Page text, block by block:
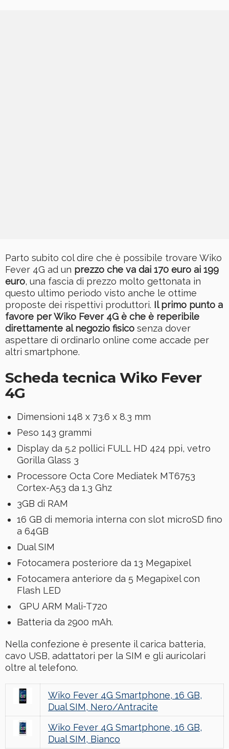
Parto subito col dire che è possibile trovare Wiko
Fever 4G ad un prezzo che va dai 170 euro ai 199
euro, una fascia di prezzo molto gettonata in
questo ultimo periodo visto anche le ottime
proposte dei rispettivi produttori. Il primo punto a
favore per Wiko Fever 4G è che è reperibile
direttamente al negozio fisico senza dover
aspettare di ordinarlo online come accade per
altri smartphone.
Scheda tecnica Wiko Fever
4G
Dimensioni 148 x 73.6 x 8.3 mm
Peso 143 grammi
Display da 5.2 pollici FULL HD 424 ppi, vetro
Gorilla Glass 3
Processore Octa Core Mediatek MT6753
Cortex-A53 da 1.3 Ghz
3GB di RAM
16 GB di memoria interna con slot microSD fino
a 64GB
Dual SIM
Fotocamera posteriore da 13 Megapixel
Fotocamera anteriore da 5 Megapixel con
Flash LED
GPU ARM Mali-T720
Batteria da 2900 mAh.
Nella confezione è presente il carica batteria,
cavo USB, adattatori per la SIM e gli auricolari
oltre al telefono.
Wiko Fever 4G Smartphone, 16 GB,
Dual SIM, Nero/Antracite
Wiko Fever 4G Smartphone, 16 GB,
Dual SIM, Bianco